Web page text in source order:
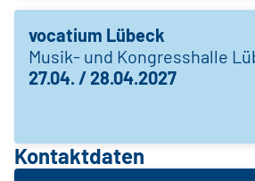
vocatium Lübeck
Musik- und Kongresshalle
27.04. / 28.04.2027
Kontaktdaten